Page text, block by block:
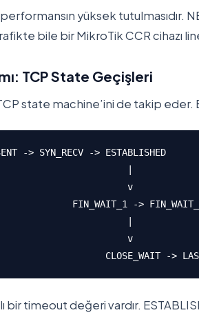
yüksek tutulmasıdır.
bile bir MikroTik CCR cihazı
TCP State Geçişleri
state machine’ini de takip eder.
-> SYN_RECV -> ESTABLISHED
v
FIN_WAIT_1 ->
v
bir timeout değeri vardır.